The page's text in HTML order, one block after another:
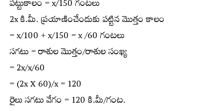
పట్టుకాలం = x/150 గంటలు
2x కి.మీ. ప్రయాణించేందుకు పట్టిన మొత్తం కాలం
= x/100 + x/150 = x /60 గంటలు
సగటు = రాశుల మొత్తం/రాశుల సంఖ్య
= 2x/x/60
= (2x X 60)/x = 120
రైలు సగటు వేగం = 120 కి.మీ/గంట.